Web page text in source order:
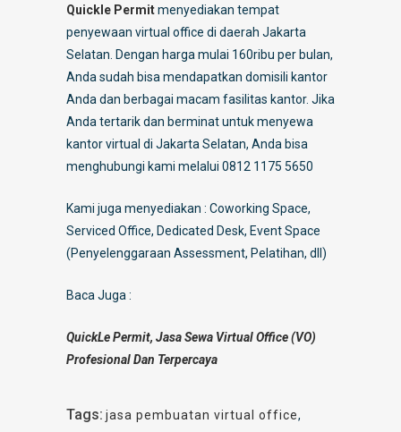
Quickle Permitmenyediakan tempat
penyewaan virtual office di daerah Jakarta
Selatan. Dengan harga mulai 160ribu per bulan,
Anda sudah bisa mendapatkan domisili kantor
Anda dan berbagai macam fasilitas kantor. Jika
Anda tertarik dan berminat untuk menyewa
kantor virtual di Jakarta Selatan, Anda bisa
menghubungi kami melalui 0812 1175 5650
Kami juga menyediakan : Coworking Space,
Serviced Office, Dedicated Desk, Event Space
(Penyelenggaraan Assessment, Pelatihan, dll)
Baca Juga :
QuickLe Permit, Jasa Sewa Virtual Office (VO)
Profesional Dan Terpercaya
Tags: jasa pembuatan virtual office,